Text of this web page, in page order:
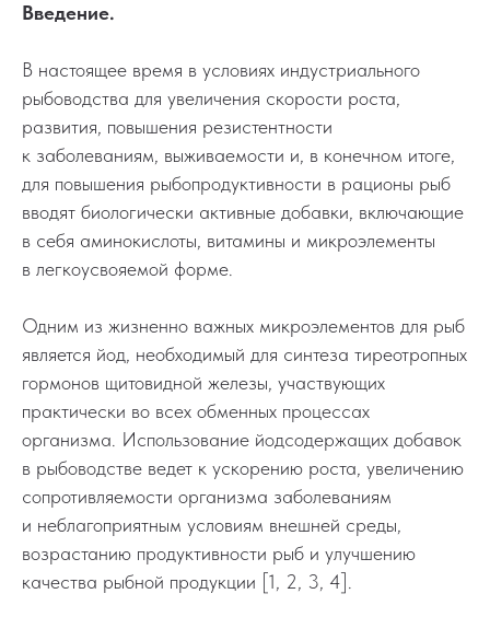
Введение.
В настоящее время в условиях индустриального
рыбоводства для увеличения скорости роста,
развития, повышения резистентности
к заболеваниям, выживаемости и, в конечном итоге,
для повышения рыбопродуктивности в рационы рыб
вводят биологически активные добавки, включающие
в себя аминокислоты, витамины и микроэлементы
в легкоусвояемой форме.
Одним из жизненно важных микроэлементов для рыб
является йод, необходимый для синтеза тиреотропных
гормонов щитовидной железы, участвующих
практически во всех обменных процессах
организма. Использование йодсодержащих добавок
в рыбоводстве ведет к ускорению роста, увеличению
сопротивляемости организма заболеваниям
и неблагоприятным условиям внешней среды,
возрастанию продуктивности рыб и улучшению
качества рыбной продукции [1, 2, 3, 4].